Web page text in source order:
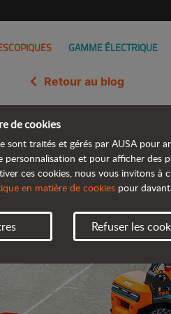
GAMME ÉLECTRIQUE
Retour au blog
sa gamme
de cookies
sont traités et gérés par AUSA pour
personnalisation et pour afficher des
ces cookies, nous vous invitons à
en matière de cookies pour
Refuser les